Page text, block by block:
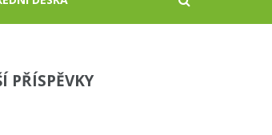
PŘÍSPĚVKY